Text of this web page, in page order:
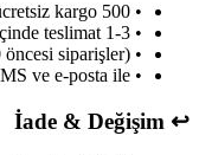
• 500 TL üzeri ücretsiz kargo
• 1-3 iş günü içinde teslimat
• Aynı gün kargo (16:00 öncesi siparişler)
• Kargo takibi SMS ve e-posta ile
↩️